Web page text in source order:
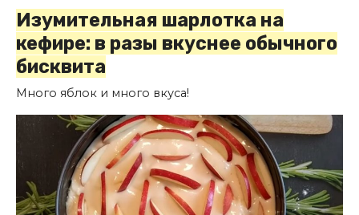
Изумительная шарлотка на
кефире: в разы вкуснее обычного
бисквита
Много яблок и много вкуса!